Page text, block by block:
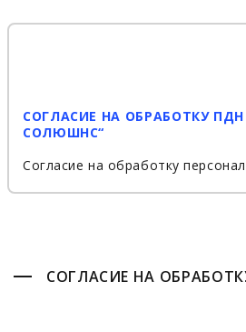
СОГЛАСИЕ НА ОБРАБОТКУ
СОЛЮШНС“
Согласие на обработку
СОГЛАСИЕ НА